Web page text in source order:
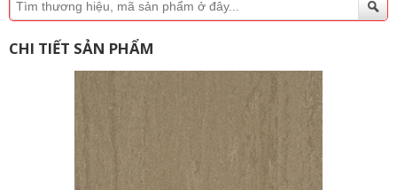
CHI TIẾT SẢN PHẨM